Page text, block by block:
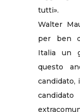
tutti».
Walter
per ben
Italia un
questo
candidato,